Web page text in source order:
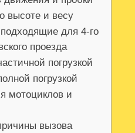
высоте и весу
для 4-го
проезда
погрузкой
погрузкой
мотоциклов и
вызова